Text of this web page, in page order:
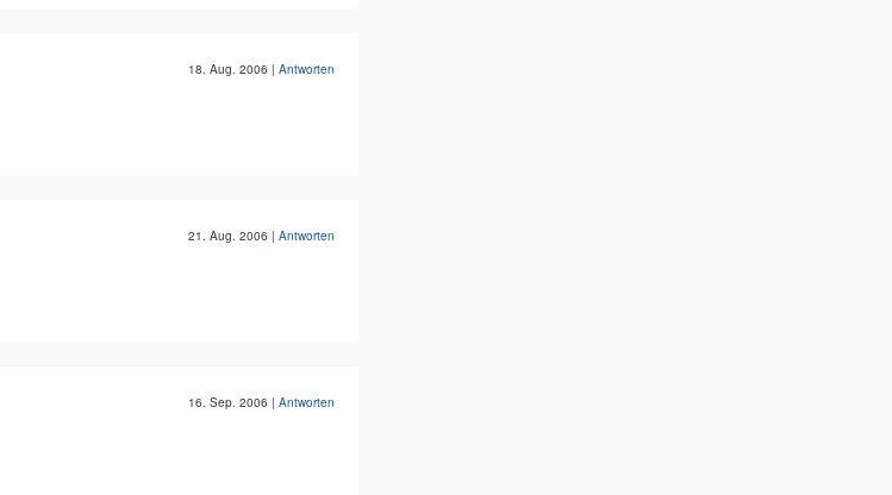
18. Aug. 2006 | Antworten
21. Aug. 2006 | Antworten
16. Sep. 2006 | Antworten